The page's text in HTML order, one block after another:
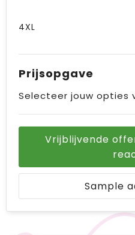
4XL
Prijsopgave
Selecteer jouw opties
Vrijblijvende
Sample